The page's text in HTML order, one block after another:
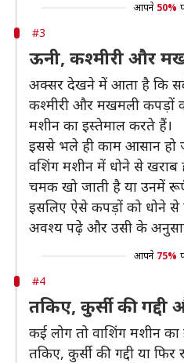
आपने 50%
#3
ऊनी, कश्मीरी और
अक्सर देखने में आता है कि
कश्मीरी और मखमली कपड़ों
मशीन का इस्तेमाल करते हैं।
इससे भले ही काम आसान हो
वशिंग मशीन में धोने से खराब
चमक खो जाती है या उनमें
इसलिए ऐसे कपड़ों को धोने
अवश्य पढे़ं और उसी के अनुसार
आपने 75%
#4
तकिए, कुर्सी की
कई लोग तो वाशिंग मशीन
तकिए, कुर्सी की गद्दी या